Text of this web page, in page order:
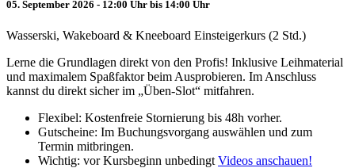
05. September 2026 - 12:00 Uhr bis 14:00 Uhr
Wasserski, Wakeboard & Kneeboard Einsteigerkurs (2 Std.)
Lerne die Grundlagen direkt von den Profis! Inklusive Leihmaterial
und maximalem Spaßfaktor beim Ausprobieren. Im Anschluss
kannst du direkt sicher im „Üben-Slot“ mitfahren.
Flexibel: Kostenfreie Stornierung bis 48h vorher.
Gutscheine: Im Buchungsvorgang auswählen und zum
Termin mitbringen.
Wichtig: vor Kursbeginn unbedingt Videos anschauen!